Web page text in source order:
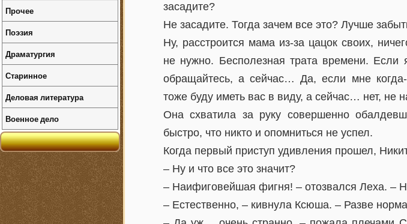
засадите?
Не засадите. Тогда зачем все это? Лучше
Ну, расстроится мама из-за цацок своих,
не нужно. Бесполезная трата времени. Если
обращайтесь, а сейчас… Да, если мне когда-
тоже буду иметь вас в виду, а сейчас… нет, не
Она схватила за руку совершенно
быстро, что никто и опомниться не успел.
Когда первый приступ удивления прошел,
– Ну и что все это значит?
– Наифиговейшая фигня! – отозвался Леха. –
– Естественно, – кивнула Ксюша. – Разве
Прочее
Поэзия
Драматургия
Старинное
Деловая литература
Военное дело